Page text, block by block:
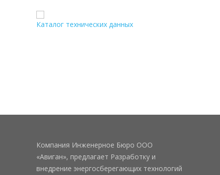
Каталог технических данных
Компания Инженерное Бюро ООО
«Авиган», предлагает Разработку и
внедрение энергосберегающих технологий